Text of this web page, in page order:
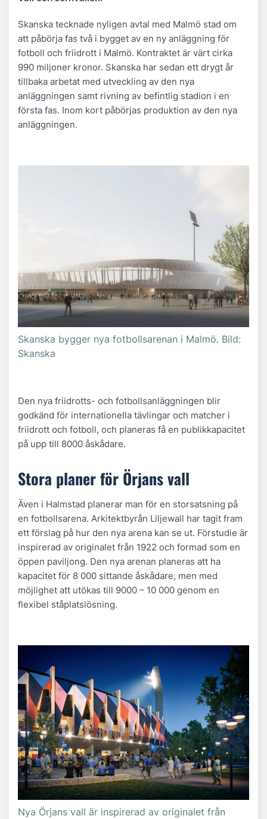
Skanska tecknade nyligen avtal med Malmö stad om
att påbörja fas två i bygget av en ny anläggning för
fotboll och friidrott i Malmö. Kontraktet är värt cirka
990 miljoner kronor. Skanska har sedan ett drygt år
tillbaka arbetat med utveckling av den nya
anläggningen samt rivning av befintlig stadion i en
första fas. Inom kort påbörjas produktion av den nya
anläggningen.
Skanska bygger nya fotbollsarenan i Malmö. Bild:
Skanska
Den nya friidrotts- och fotbollsanläggningen blir
godkänd för internationella tävlingar och matcher i
friidrott och fotboll, och planeras få en publikkapacitet
på upp till 8000 åskådare.
Stora planer för Örjans vall
Även i Halmstad planerar man för en storsatsning på
en fotbollsarena. Arkitektbyrån Liljewall har tagit fram
ett förslag på hur den nya arena kan se ut. Förstudie är
inspirerad av originalet från 1922 och formad som en
öppen paviljong. Den nya arenan planeras att ha
kapacitet för 8 000 sittande åskådare, men med
möjlighet att utökas till 9000 – 10 000 genom en
flexibel ståplatslösning.
Nya Örjans vall är inspirerad av originalet från